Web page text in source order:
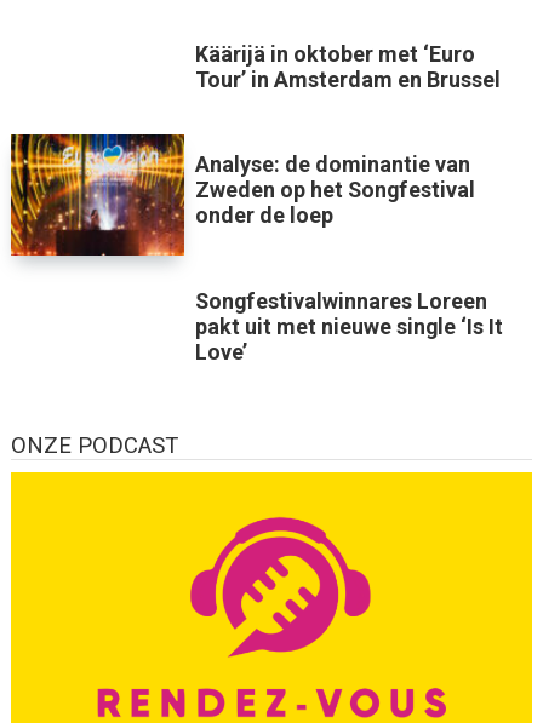
Käärijä in oktober met ‘Euro
Tour’ in Amsterdam en Brussel
Analyse: de dominantie van
Zweden op het Songfestival
onder de loep
Songfestivalwinnares Loreen
pakt uit met nieuwe single ‘Is It
Love’
ONZE PODCAST